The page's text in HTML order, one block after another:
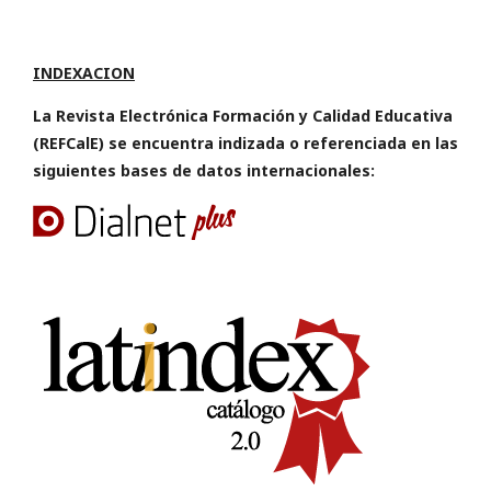
INDEXACION
La Revista Electrónica Formación y Calidad Educativa
(REFCalE) se encuentra indizada o referenciada en las
siguientes bases de datos internacionales: